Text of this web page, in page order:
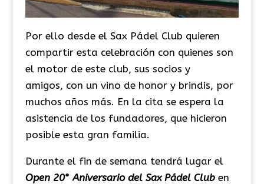
Por ello desde el Sax Pádel Club quieren
compartir esta celebración con quienes son
el motor de este club, sus socios y
amigos, con un vino de honor y brindis, por
muchos años más. En la cita se espera la
asistencia de los fundadores, que hicieron
posible esta gran familia.
Durante el fin de semana tendrá lugar el
Open 20° Aniversario del Sax Pádel Club en